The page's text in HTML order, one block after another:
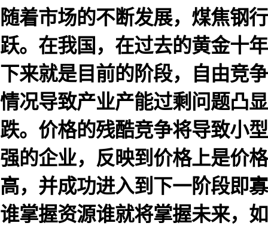
随着市场的不断发展，煤焦钢
跃。在我国，在过去的黄金十
下来就是目前的阶段，自由竞
情况导致产业产能过剩问题凸
跌。价格的残酷竞争将导致小
强的企业，反映到价格上是价
高，并成功进入到下一阶段即
谁掌握资源谁就将掌握未来，